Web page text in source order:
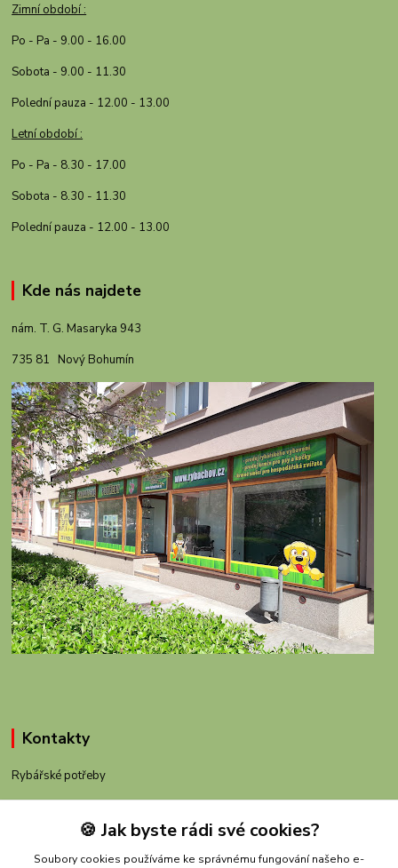
Zimní období :
Po - Pa - 9.00 - 16.00
Sobota - 9.00 - 11.30
Polední pauza - 12.00 - 13.00
Letní období :
Po - Pa - 8.30 - 17.00
Sobota - 8.30 - 11.30
Polední pauza - 12.00 - 13.00
Kde nás najdete
nám. T. G. Masaryka 943
735 81 Nový Bohumín
Kontakty
Rybářské potřeby
+420 605 983 110
obchod@rybachov.cz
🍪 Jak byste rádi své cookies?
Soubory cookies používáme ke správnému fungování našeho e-